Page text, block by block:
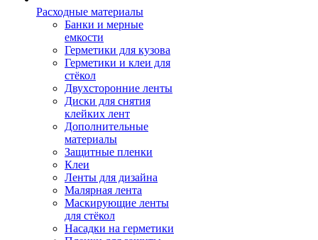
Расходные материалы
Банки и мерные
емкости
Герметики для кузова
Герметики и клеи для
стёкол
Двухсторонние ленты
Диски для снятия
клейких лент
Дополнительные
материалы
Защитные пленки
Клеи
Ленты для дизайна
Малярная лента
Маскирующие ленты
для стёкол
Насадки на герметики